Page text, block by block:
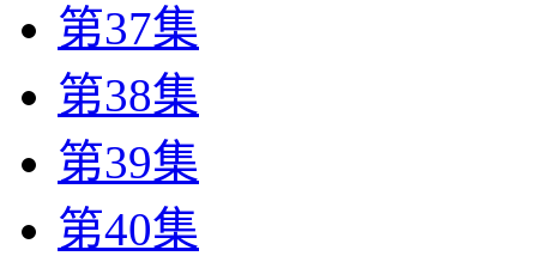
第37集
第38集
第39集
第40集